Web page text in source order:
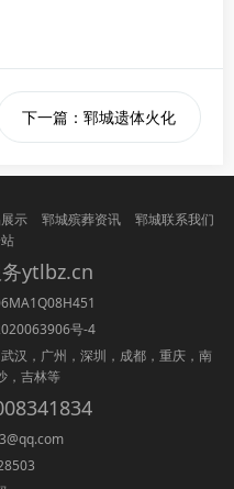
下一篇：郓城遗体火化
示 郓城殡葬资讯
郓城联系我们
ytlbz.cn
号-4
汉，广州，深圳，成都，重庆，南
，吉林等